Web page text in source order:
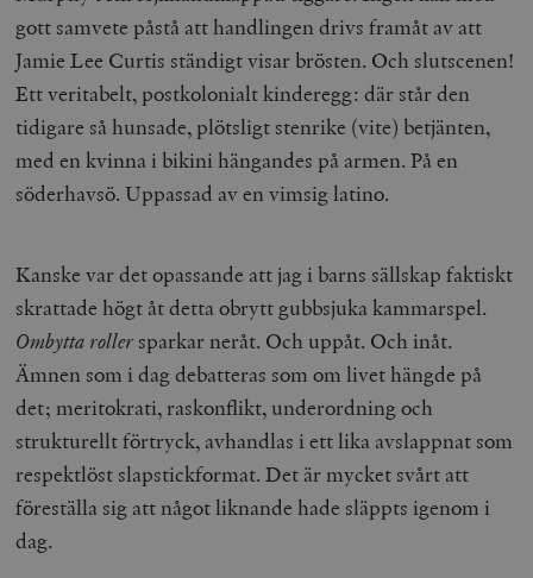
gott samvete påstå att handlingen drivs framåt av att
Jamie Lee Curtis ständigt visar brösten. Och slutscenen!
Ett veritabelt, postkolonialt kinderegg: där står den
tidigare så hunsade, plötsligt stenrike (vite) betjänten,
med en kvinna i bikini hängandes på armen. På en
söderhavsö. Uppassad av en vimsig latino.
Kanske var det opassande att jag i barns sällskap faktiskt
skrattade högt åt detta obrytt gubbsjuka kammarspel.
Ombytta roller sparkar neråt. Och uppåt. Och inåt.
Ämnen som i dag debatteras som om livet hängde på
det; meritokrati, raskonflikt, underordning och
strukturellt förtryck, avhandlas i ett lika avslappnat som
respektlöst slapstickformat. Det är mycket svårt att
föreställa sig att något liknande hade släppts igenom i
dag.